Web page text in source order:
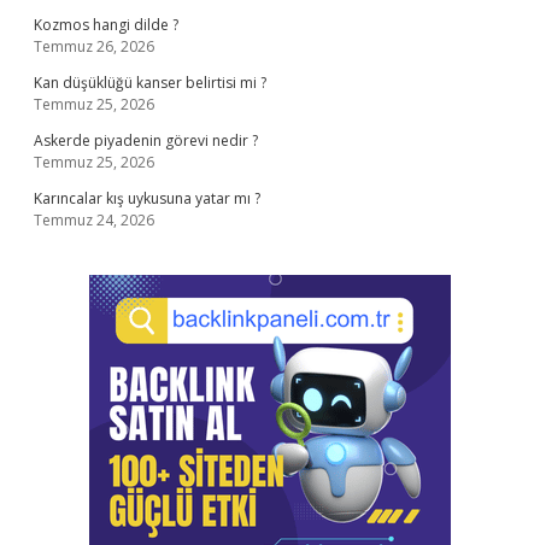
Kozmos hangi dilde ?
Temmuz 26, 2026
Kan düşüklüğü kanser belirtisi mi ?
Temmuz 25, 2026
Askerde piyadenin görevi nedir ?
Temmuz 25, 2026
Karıncalar kış uykusuna yatar mı ?
Temmuz 24, 2026